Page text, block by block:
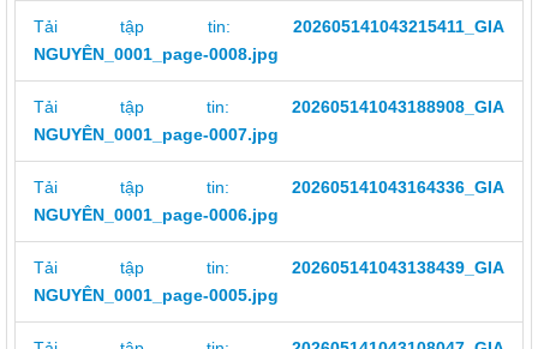
Tải tập tin: 202605141043215411_GIA
NGUYÊN_0001_page-0008.jpg
Tải tập tin: 202605141043188908_GIA
NGUYÊN_0001_page-0007.jpg
Tải tập tin: 202605141043164336_GIA
NGUYÊN_0001_page-0006.jpg
Tải tập tin: 202605141043138439_GIA
NGUYÊN_0001_page-0005.jpg